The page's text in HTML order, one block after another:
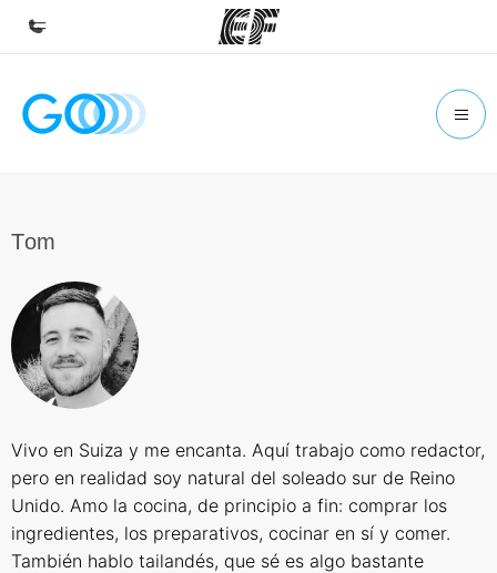
Inicio
Encuentra una oficina
Sobre nosotros
Quiénes somos
Тom
Vivo en Suiza y me encanta. Aquí trabajo como redactor,
pero en realidad soy natural del soleado sur de Reino
Unido. Amo la cocina, de principio a fin: comprar los
ingredientes, los preparativos, cocinar en sí y comer.
También hablo tailandés, que sé es algo bastante